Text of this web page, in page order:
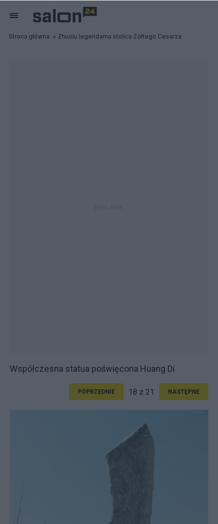
Strona główna Zhuolu legendarna stolica Żółtego Cesarza
Współczesna statua poświęcona Huang Di
POPRZEDNIE 18 z 21 NASTĘPNE